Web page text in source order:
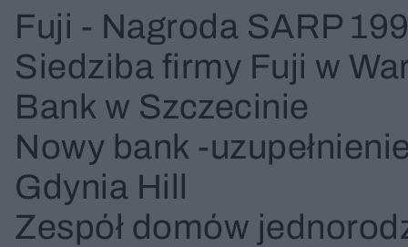
Fuji - Nagroda SARP
Siedziba firmy Fuji w
Bank w Szczecinie
Nowy bank -
Gdynia Hill
Zespół domów